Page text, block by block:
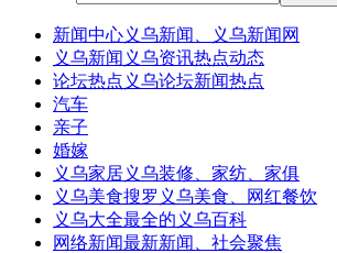
新闻中心义乌新闻、义乌新闻网
义乌新闻 义乌资讯热点动态
论坛热点 义乌论坛新闻热点
汽车
亲子
婚嫁
义乌家居义乌装修、家纺、家俱
义乌美食搜罗义乌美食、网红餐饮
义乌大全最全的义乌百科
网络新闻最新新闻、社会聚焦